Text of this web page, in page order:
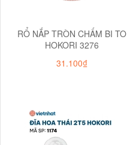
RỔ NẮP TRÒN CHẤM BI TO
HOKORI 3276
31.100₫